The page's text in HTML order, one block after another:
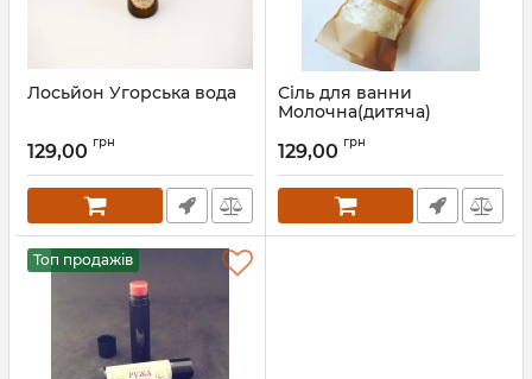
Лосьйон Угорська вода
129,00 грн
Сіль для ванни
Молочна(дитяча)
129,00 грн
Топ продажів